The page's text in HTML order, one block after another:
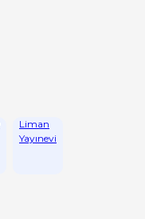
Liman
Yayınevi